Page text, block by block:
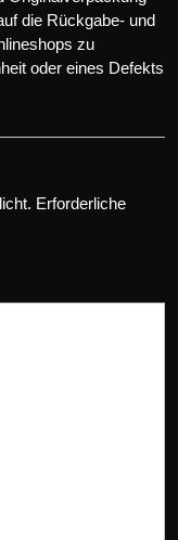
die Rückgabe- und
zu
oder eines Defekts
Erforderliche